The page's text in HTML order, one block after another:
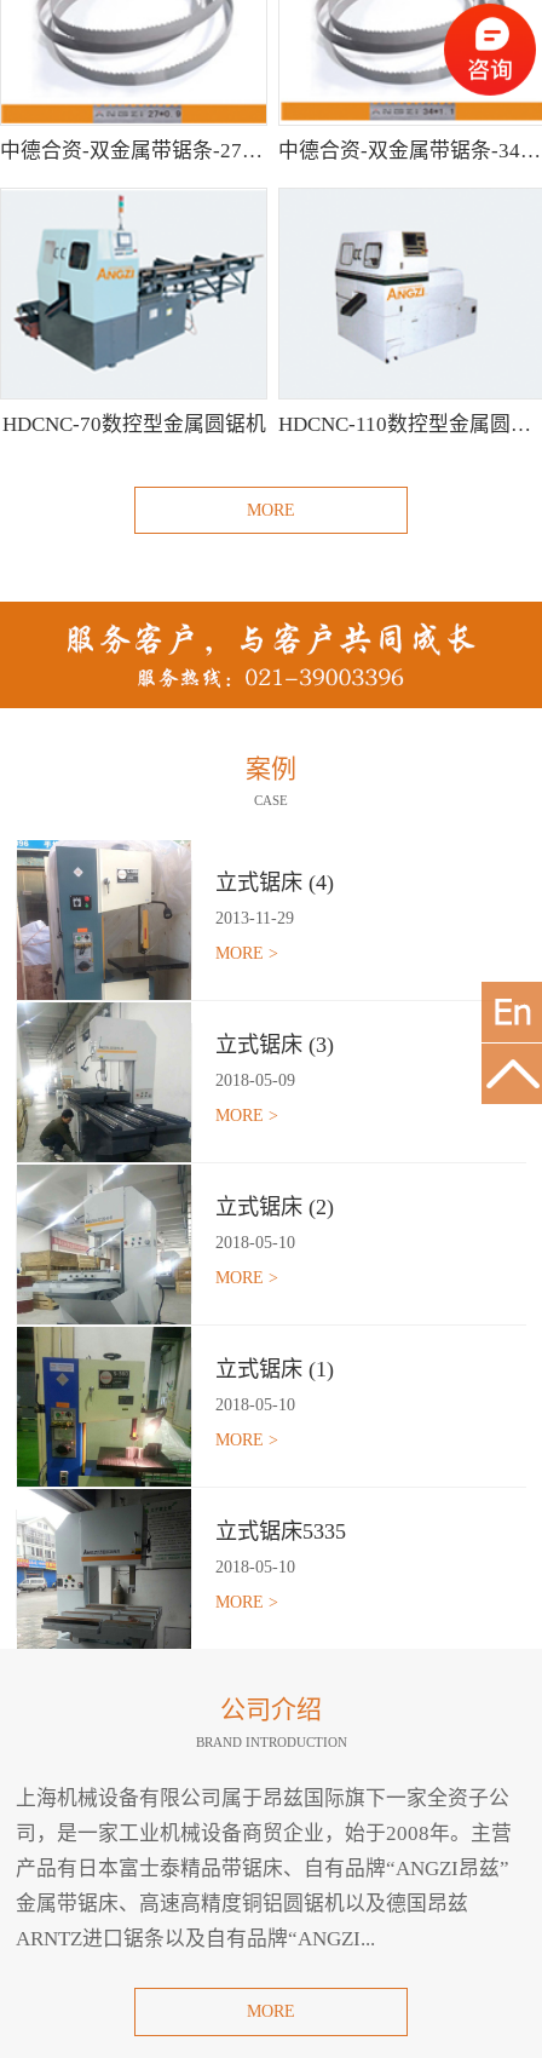
中德合资-双金属带锯条-27*0.9 中德合资-双金属带锯条-34*1.1
HDCNC-70数控型金属圆锯机 HDCNC-110数控型金属圆锯机
MORE
案例
CASE
立式锯床 (4)
2013-11 -29
MORE >
立式锯床 (3)
2018-05-09
MORE >
立式锯床 (2)
2018-05-10
MORE >
立式锯床 (1)
2018-05-10
MORE >
立式锯床5335
2018-05-10
MORE >
公司介绍
BRAND INTRODUCTION
上海机械设备有限公司属于昂兹国际旗下一家全资子公
司，是一家工业机械设备商贸企业，始于2008年。主营
产品有日本富士泰精品带锯床、自有品牌“ANGZI昂兹”
金属带锯床、高速高精度铜铝圆锯机以及德国昂兹
ARNTZ进口锯条以及自有品牌“ANGZI...
MORE